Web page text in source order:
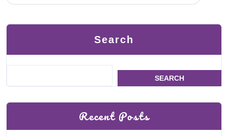
Search
SEARCH
Recent Posts